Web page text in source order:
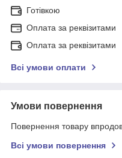
Готівкою
Оплата за реквізитами
Оплата за реквізитами
Всі умови оплати
Умови повернення
Повернення товару
Всі умови повернення